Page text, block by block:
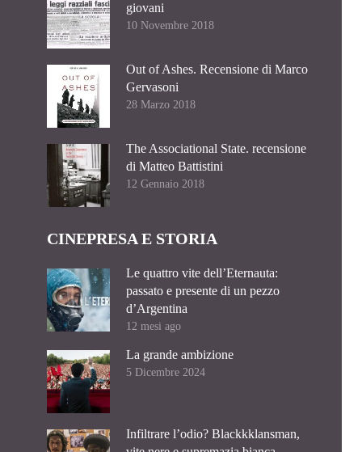
giovani
10 Novembre 2018
Out of Ashes. Recensione di Marco
Gervasoni
28 Marzo 2018
The Associational State. recensione
di Matteo Battistini
12 Gennaio 2018
CINEPRESA E STORIA
Le quattro vite dell’Eternauta:
passato e presente di un pezzo
d’Argentina
12 mesi ago
La grande ambizione
5 Dicembre 2024
Infiltrare l’odio? Blackkklansman,